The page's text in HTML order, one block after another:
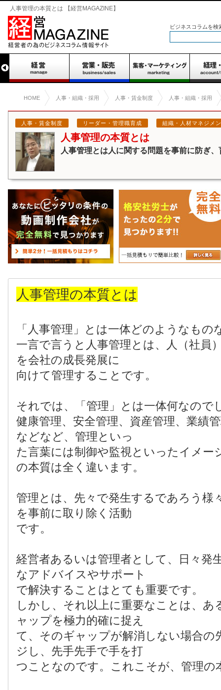
人事管理の本質とは 【経営MAGAZINE】
ビジネスコラムを検
HOME 人事・組織・採用 人事・賃金制度 人事・組織・採用
人事・賃金制度 リーダー・管理職育成 組織・人材マネジメ
人事管理の本質とは
人事管理とは人に関する問題を事前に防ぎ
人事管理の本質とは
「人事管理」とは一体どのようなもの
一言で言うと人事管理とは、人（社員
を会社の成長発展に
向けて管理することです。
それでは、「管理」とは一体何なので
健康管理、安全管理、資産管理、業績
などなど、管理といっ
た言葉には制御や監視といったイメー
の本質は全く違います。
管理とは、先々で発生するであろう様
を事前に取り除く活動
です。
経営者あるいは管理者として、日々発
なアドバイスやサポート
で解決することはとても重要です。
しかし、それ以上に重要なことは、あ
ャップを極力的確に捉え
て、そのギャップが解消しない場合の
ジし、先手先手で手を打
つことなのです。これこそが、管理の